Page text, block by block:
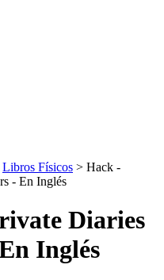
Libros Físicos > Hack -
- En Inglés
Diaries
Inglés